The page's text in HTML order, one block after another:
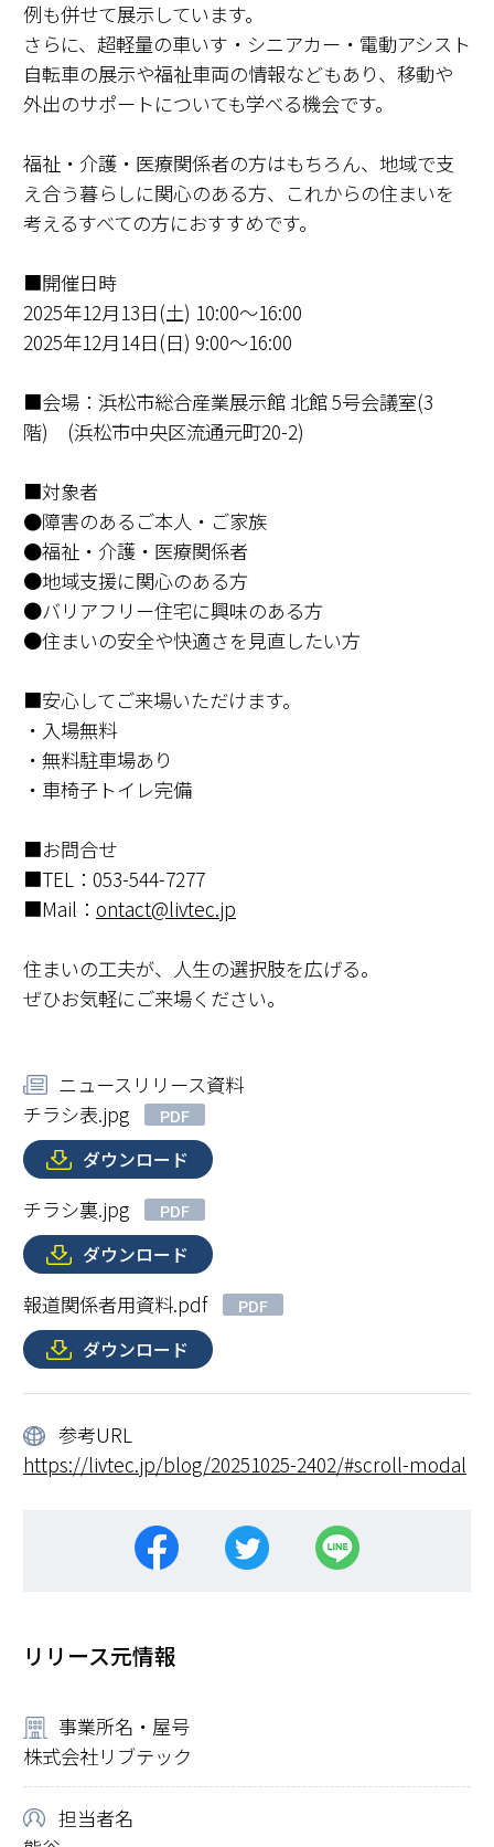
例も併せて展示しています。
さらに、超軽量の車いす・シニアカー・電動アシスト
自転車の展示や福祉車両の情報などもあり、移動や
外出のサポートについても学べる機会です。
福祉・介護・医療関係者の方はもちろん、地域で支
え合う暮らしに関心のある方、これからの住まいを
考えるすべての方におすすめです。
■開催日時
2025年12月13日(土) 10:00～16:00
2025年12月14日(日) 9:00～16:00
■会場：浜松市総合産業展示館 北館 5号会議室(3
階) (浜松市中央区流通元町20-2)
■対象者
●障害のあるご本人・ご家族
●福祉・介護・医療関係者
●地域支援に関心のある方
●バリアフリー住宅に興味のある方
●住まいの安全や快適さを見直したい方
■安心してご来場いただけます。
・入場無料
・無料駐車場あり
・車椅子トイレ完備
■お問合せ
■TEL：053-544-7277
■Mail： ontact@livtec.jp
住まいの工夫が、人生の選択肢を広げる。
ぜひお気軽にご来場ください。
ニュースリリース資料
チラシ表.jpg
PDF
ダウンロード
チラシ裏.jpg PDF
ダウンロード
報道関係者用資料.pdf PDF
ダウンロード
参考URL
https://livtec.jp/blog/20251025-2402/#scroll-modal
リリース元情報
事業所名・屋号
株式会社リブテック
担当者名